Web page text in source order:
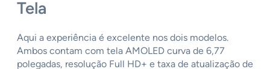
Tela
Aqui a experiência é excelente nos dois modelos.
Ambos contam com tela AMOLED curva de 6,77
polegadas, resolução Full HD+ e taxa de atualização de